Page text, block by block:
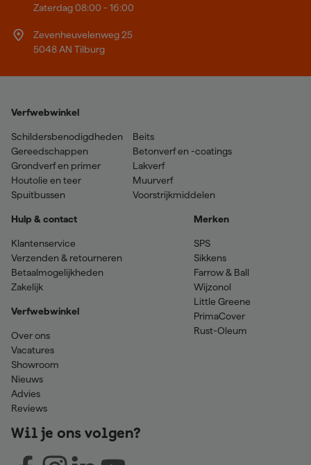
Zaterdag 08:00 - 16:00
Zevenheuvelenweg 25
5048 AN Tilburg
Verfwebwinkel
Schildersbenodigdheden
Gereedschappen
Grondverf en primer
Houtolie en teer
Spuitbussen
Beits
Betonverf en -coatings
Lakverf
Muurverf
Voorstrijkmiddelen
Hulp & contact
Klantenservice
Verzenden & retourneren
Betaalmogelijkheden
Zakelijk
Verfwebwinkel
Over ons
Vacatures
Showroom
Nieuws
Advies
Reviews
Merken
SPS
Sikkens
Farrow & Ball
Wijzonol
Little Greene
PrimaCover
Rust-Oleum
Wil je ons volgen?